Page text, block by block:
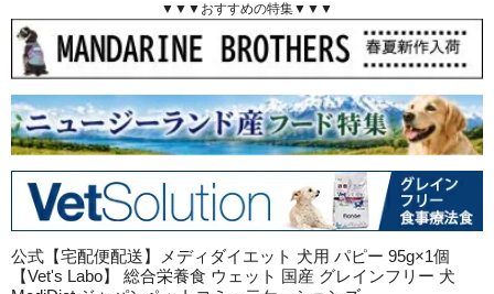
▼▼▼おすすめの特集▼▼▼
公式【宅配便配送】メディダイエット 犬用 パピー 95g×1個
【Vet's Labo】 総合栄養食 ウェット 国産 グレインフリー 犬